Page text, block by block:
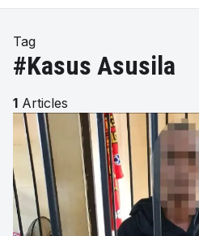
Tag
#Kasus Asusila
1 Articles